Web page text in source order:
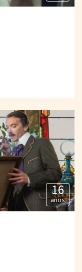
16
anos